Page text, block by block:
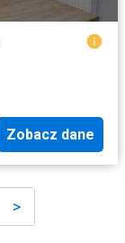
Zobacz dane
>